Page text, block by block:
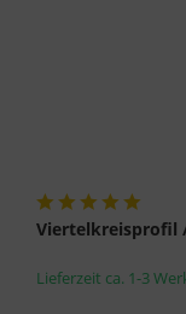
Viertelkreisprofil
Lieferzeit ca. 1-3